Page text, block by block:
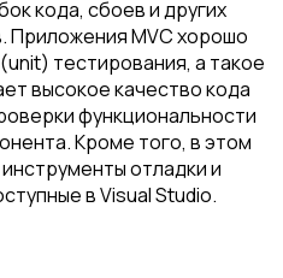
кода, сбоев и других
Приложения MVC хорошо
тестирования, а такое
высокое качество кода
функциональности
Кроме того, в этом
отладки и
в Visual Studio.